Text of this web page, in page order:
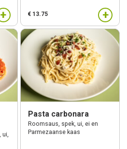
+ € 13.75 +
ui,
Pasta carbonara
Roomsaus, spek, ui, ei en
Parmezaanse kaas